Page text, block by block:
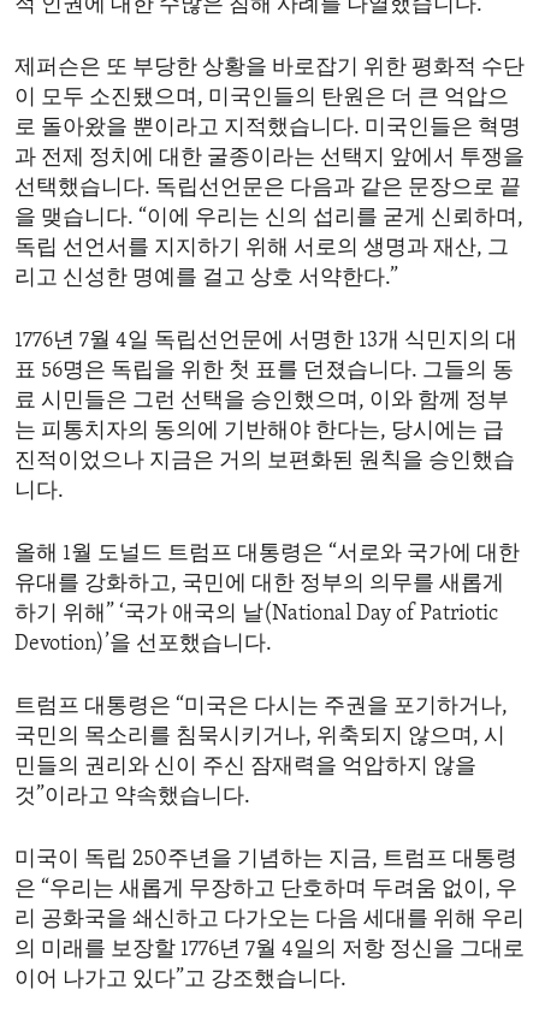
적 인권에 대한 수많은 침해 사례를 나열했습니다.
제퍼슨은 또 부당한 상황을 바로잡기 위한 평화적 수단
이 모두 소진됐으며, 미국인들의 탄원은 더 큰 억압으
로 돌아왔을 뿐이라고 지적했습니다. 미국인들은 혁명
과 전제 정치에 대한 굴종이라는 선택지 앞에서 투쟁을
선택했습니다. 독립선언문은 다음과 같은 문장으로 끝
을 맺습니다. “이에 우리는 신의 섭리를 굳게 신뢰하며,
독립 선언서를 지지하기 위해 서로의 생명과 재산, 그
리고 신성한 명예를 걸고 상호 서약한다.”
1776년 7월 4일 독립선언문에 서명한 13개 식민지의 대
표 56명은 독립을 위한 첫 표를 던졌습니다. 그들의 동
료 시민들은 그런 선택을 승인했으며, 이와 함께 정부
는 피통치자의 동의에 기반해야 한다는, 당시에는 급
진적이었으나 지금은 거의 보편화된 원칙을 승인했습
니다.
올해 1월 도널드 트럼프 대통령은 “서로와 국가에 대한
유대를 강화하고, 국민에 대한 정부의 의무를 새롭게
하기 위해” ‘국가 애국의 날(National Day of Patriotic
Devotion)’을 선포했습니다.
트럼프 대통령은 “미국은 다시는 주권을 포기하거나,
국민의 목소리를 침묵시키거나, 위축되지 않으며, 시
민들의 권리와 신이 주신 잠재력을 억압하지 않을
것”이라고 약속했습니다.
미국이 독립 250주년을 기념하는 지금, 트럼프 대통령
은 “우리는 새롭게 무장하고 단호하며 두려움 없이, 우
리 공화국을 쇄신하고 다가오는 다음 세대를 위해 우리
의 미래를 보장할 1776년 7월 4일의 저항 정신을 그대로
이어 나가고 있다”고 강조했습니다.